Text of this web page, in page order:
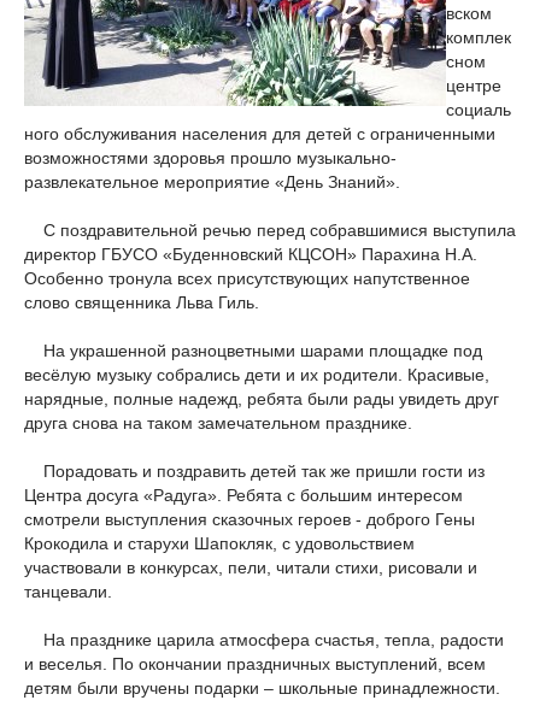
вском
комплек
сном
центре
социаль
ного обслуживания населения для детей с ограниченными
возможностями здоровья прошло музыкально-
развлекательное мероприятие «День Знаний».
С поздравительной речью перед собравшимися выступила
директор ГБУСО «Буденновский КЦСОН» Парахина Н.А.
Особенно тронула всех присутствующих напутственное
слово священника Льва Гиль.
На украшенной разноцветными шарами площадке под
весёлую музыку собрались дети и их родители. Красивые,
нарядные, полные надежд, ребята были рады увидеть друг
друга снова на таком замечательном празднике.
Порадовать и поздравить детей так же пришли гости из
Центра досуга «Радуга». Ребята с большим интересом
смотрели выступления сказочных героев - доброго Гены
Крокодила и старухи Шапокляк, с удовольствием
участвовали в конкурсах, пели, читали стихи, рисовали и
танцевали.
На празднике царила атмосфера счастья, тепла, радости
и веселья. По окончании праздничных выступлений, всем
детям были вручены подарки – школьные принадлежности.